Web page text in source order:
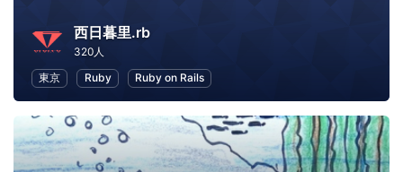
西日暮里.rb
320人
東京
Ruby Ruby on Rails